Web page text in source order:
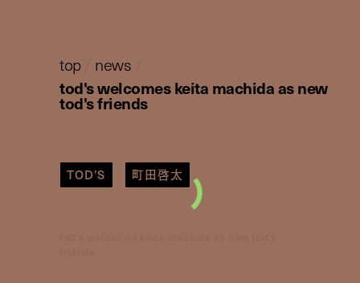
top/ news
tod's welcomes keita machida as new
tod's friends
TOD’S 町田啓太